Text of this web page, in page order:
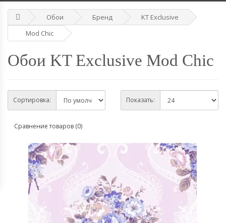
Обои Бренд
KT Exclusive
Mod Chic
Обои KT Exclusive Mod Chic
Сортировка: Показать:
Сравнение товаров (0)